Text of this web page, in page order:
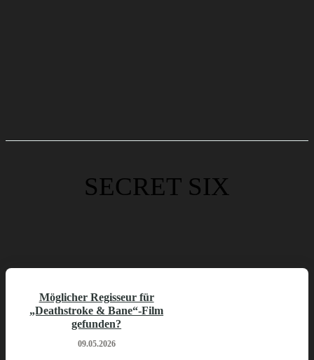
SECRET SIX
Möglicher Regisseur für
„Deathstroke & Bane“-Film
gefunden?
09.05.2026